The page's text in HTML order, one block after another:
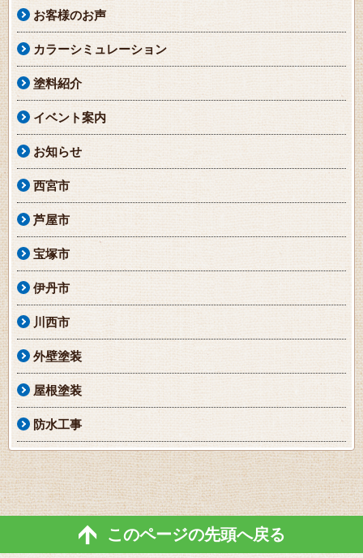
お客様のお声
カラーシミュレーション
塗料紹介
イベント案内
お知らせ
西宮市
芦屋市
宝塚市
伊丹市
川西市
外壁塗装
屋根塗装
防水工事
このページの先頭へ戻る